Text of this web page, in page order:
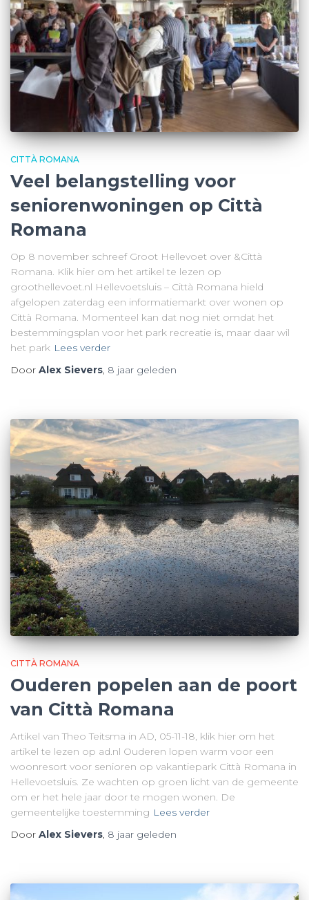
CITTÀ ROMANA
Veel belangstelling voor
seniorenwoningen op Città
Romana
Op 8 november schreef Groot Hellevoet over &Città
Romana. Klik hier om het artikel te lezen op
groothellevoet.nl Hellevoetsluis – Città Romana hield
afgelopen zaterdag een informatiemarkt over wonen op
Città Romana. Momenteel kan dat nog niet omdat het
bestemmingsplan voor het park recreatie is, maar daar wil
het park Lees verder
Door Alex Sievers, 8 jaar geleden
CITTÀ ROMANA
Ouderen popelen aan de poort
van Città Romana
Artikel van Theo Teitsma in AD, 05-11-18, klik hier om het
artikel te lezen op ad.nl Ouderen lopen warm voor een
woonresort voor senioren op vakantiepark Città Romana in
Hellevoetsluis. Ze wachten op groen licht van de gemeente
om er het hele jaar door te mogen wonen. De
gemeentelijke toestemming Lees verder
Door Alex Sievers 8 jaar geleden